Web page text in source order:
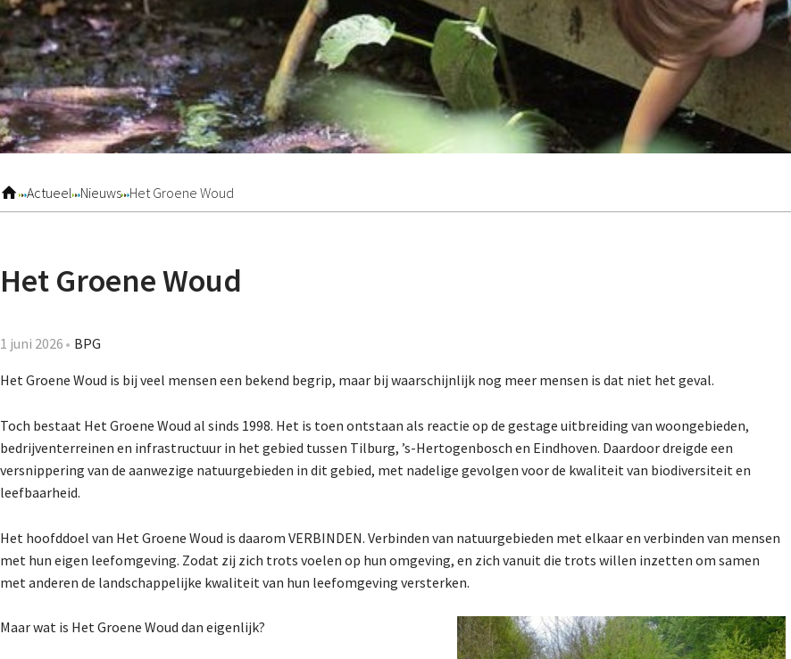
Actueel Nieuws Het Groene Woud
Het Groene Woud
1 juni 2026 BPG
Het Groene Woud is bij veel mensen een bekend begrip, maar bij waarschijnlijk nog meer mensen is dat niet het geval.
Toch bestaat Het Groene Woud al sinds 1998. Het is toen ontstaan als reactie op de gestage uitbreiding van woongebieden,
bedrijventerreinen en infrastructuur in het gebied tussen Tilburg, ’s-Hertogenbosch en Eindhoven. Daardoor dreigde een
versnippering van de aanwezige natuurgebieden in dit gebied, met nadelige gevolgen voor de kwaliteit van biodiversiteit en
leefbaarheid.
Het hoofddoel van Het Groene Woud is daarom VERBINDEN. Verbinden van natuurgebieden met elkaar en verbinden van mensen
met hun eigen leefomgeving. Zodat zij zich trots voelen op hun omgeving, en zich vanuit die trots willen inzetten om samen
met anderen de landschappelijke kwaliteit van hun leefomgeving versterken.
Maar wat is Het Groene Woud dan eigenlijk?